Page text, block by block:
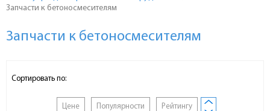
Запчасти к бетоносмесителям
Запчасти к бетоносмесителям
Сортировать по:
Цене Популярности Рейтингу